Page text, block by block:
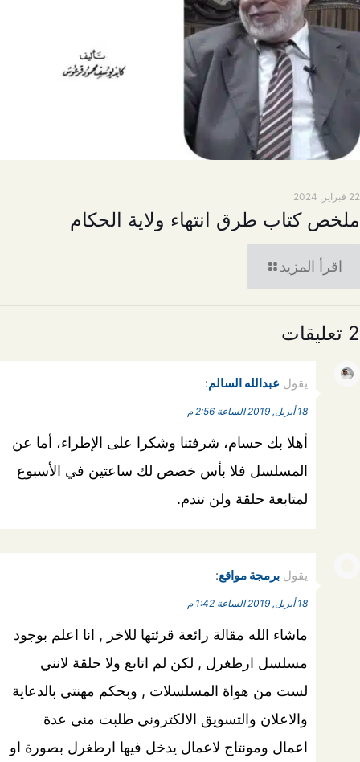
22 فبراير, 2024
ملخص كتاب طرق انتهاء ولاية الحكام
اقرأ المزيد
2 تعليقات
يقول عبدالله السالم:
18 أبريل, 2019 الساعة 2:56 م
أهلا بك حسام، شرفتنا وشكرا على الإطراء، أما عن
المسلسل فلا بأس خصص لك ساعتين في الأسبوع
لمتابعة حلقة ولن تندم.
يقول برمجة مواقع:
18 أبريل, 2019 الساعة 1:42 م
ماشاء الله مقالة رائعة قرئتها للاخر , انا اعلم بوجود
مسلسل ارطغرل , لكن لم اتابع ولا حلقة لانني
لست من هواة المسلسلات , وبحكم مهنتي بالدعاية
والاعلان والتسويق الالكتروني طلبت مني عدة
اعمال ومونتاج لاعمال يدخل فيها ارطغرل بصورة او